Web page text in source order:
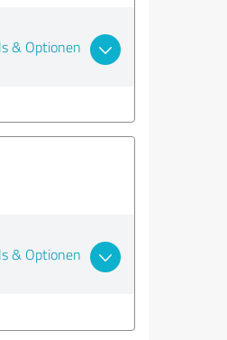
& Optionen
& Optionen